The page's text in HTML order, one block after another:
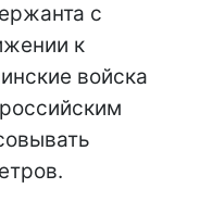
с
к
войска